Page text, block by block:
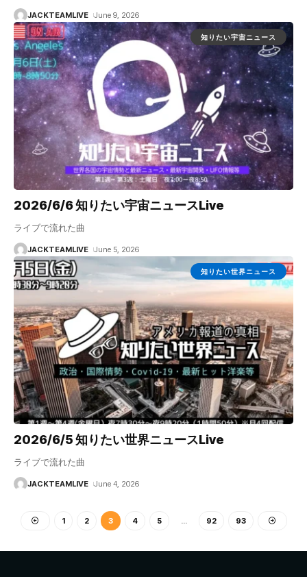
JACKTEAMLIVE June 9, 2026
知りたい宇宙ニュース
2026/6/6 知りたい宇宙ニュースLive
ライブで流れた曲
JACKTEAMLIVE June 5, 2026
知りたい世界ニュース
2026/6/5 知りたい世界ニュースLive
ライブで流れた曲
JACKTEAMLIVE June 4, 2026
1 2 3 4 5 … 92 93